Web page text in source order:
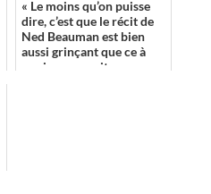
« Le moins qu’on puisse
dire, c’est que le récit de
Ned Beauman est bien
aussi grinçant que ce à
quoi on pouvait